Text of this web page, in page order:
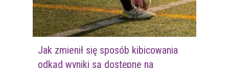
Jak zmienił się sposób kibicowania
odkąd wyniki są dostępne na